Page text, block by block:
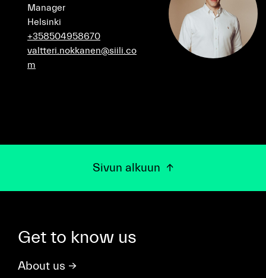
Manager
Helsinki
+358504958670
valtteri.nokkanen@siili.co
m
Sivun alkuun
Get to know us
About us →